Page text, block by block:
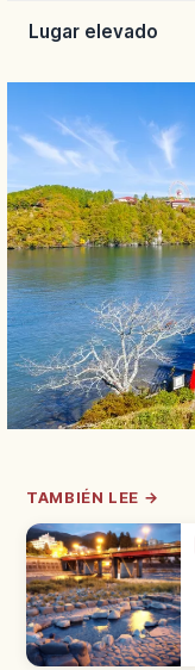
Lugar elevado
TAMBIÉN LEE →